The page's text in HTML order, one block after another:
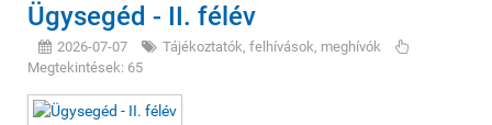
Ügysegéd - II. félév
2026-07-07
Tájékoztatók, felhívások, meghívók
Megtekintések: 65